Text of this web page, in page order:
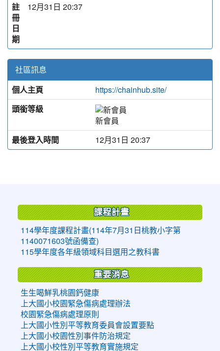
註
冊
日
期
12月31日 20:37
社區訊息
個人主頁
https://chainhub.site/
頭銜等級
新會員
最後登入時間
12月31日 20:37
課程計畫
114學年度課程計畫(114年7月31日桃教小字第
1140071603號函備查)
115學年度各年級領域科目選用之教科書
重要消息
生生喝鮮乳桃園鈣健康
上大國小校園緊急傷病處理辦法
校園緊急傷病處理原則
上大國小性別平等教育委員會設置要點
上大國小校園性別事件防治規定
上大國小校性別平等教育實施規定